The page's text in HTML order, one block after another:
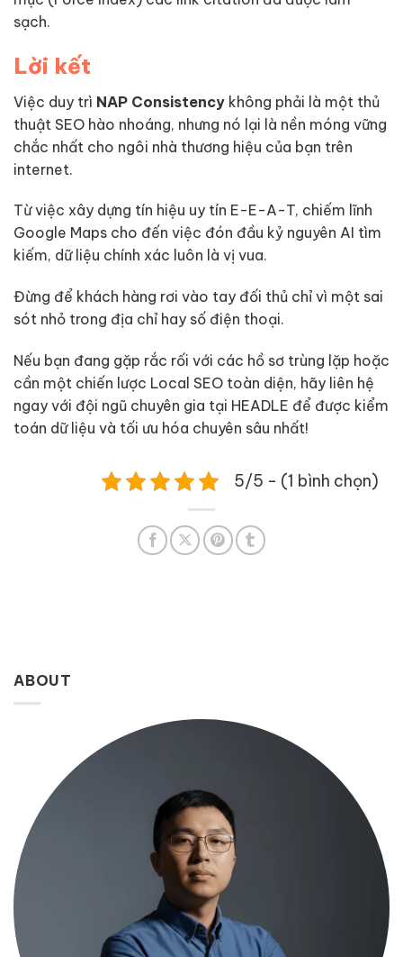
sạch.
Lời kết
Việc duy trì NAP Consistency không phải là một thủ
thuật SEO hào nhoáng, nhưng nó lại là nền móng vững
chắc nhất cho ngôi nhà thương hiệu của bạn trên
internet.
Từ việc xây dựng tín hiệu uy tín E-E-A-T, chiếm lĩnh
Google Maps cho đến việc đón đầu kỷ nguyên AI tìm
kiếm, dữ liệu chính xác luôn là vị vua.
Đừng để khách hàng rơi vào tay đối thủ chỉ vì một sai
sót nhỏ trong địa chỉ hay số điện thoại.
Nếu bạn đang gặp rắc rối với các hồ sơ trùng lặp hoặc
cần một chiến lược Local SEO toàn diện, hãy liên hệ
ngay với đội ngũ chuyên gia tại HEADLE để được kiểm
toán dữ liệu và tối ưu hóa chuyên sâu nhất!
5/5 - (1 bình chọn)
ABOUT